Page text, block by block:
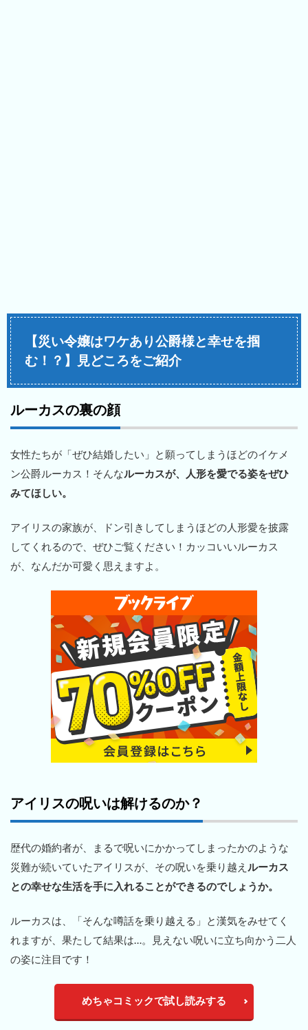
【災い令嬢はワケあり公爵様と幸せを掴
む！？】見どころをご紹介
ルーカスの裏の顔
女性たちが「ぜひ結婚したい」と願ってしまうほどのイケメ
ン公爵ルーカス！そんなルーカスが、人形を愛でる姿をぜひ
みてほしい。
アイリスの家族が、ドン引きしてしまうほどの人形愛を披露
してくれるので、ぜひご覧ください！カッコいいルーカス
が、なんだか可愛く思えますよ。
アイリスの呪いは解けるのか？
歴代の婚約者が、まるで呪いにかかってしまったかのような
災難が続いていたアイリスが、その呪いを乗り越え ルーカス
との幸せな生活を手に入れることができるのでしょうか。
ルーカスは、「そんな噂話を乗り越える」と漢気をみせてく
れますが、果たして結果は…。見えない呪いに立ち向かう二人
の姿に注目です！
めちゃコミックで試し読みする